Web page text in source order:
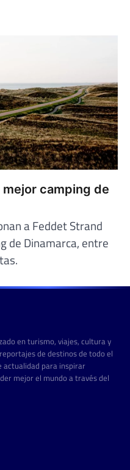
camping de
a Feddet Strand
de Dinamarca, entre
en turismo, viajes, cultura y
de destinos de todo el
actualidad para inspirar
mejor el mundo a través del